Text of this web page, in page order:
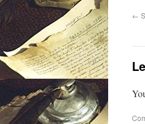
←